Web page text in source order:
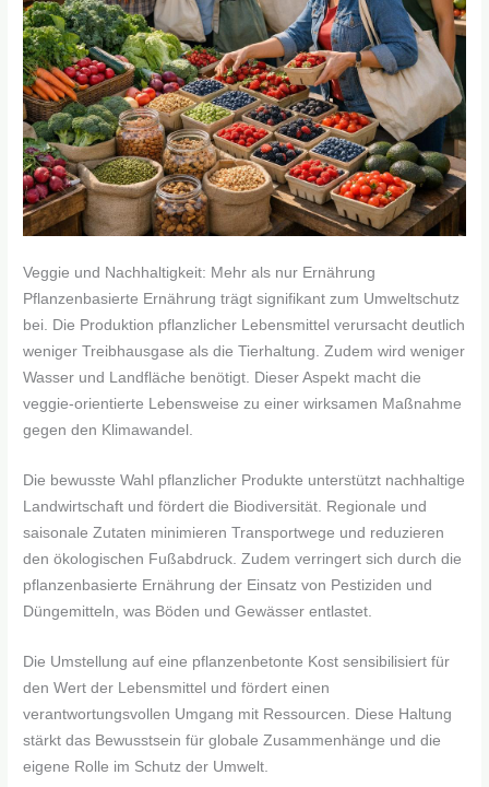
Veggie und Nachhaltigkeit: Mehr als nur Ernährung
Pflanzenbasierte Ernährung trägt signifikant zum Umweltschutz
bei. Die Produktion pflanzlicher Lebensmittel verursacht deutlich
weniger Treibhausgase als die Tierhaltung. Zudem wird weniger
Wasser und Landfläche benötigt. Dieser Aspekt macht die
veggie-orientierte Lebensweise zu einer wirksamen Maßnahme
gegen den Klimawandel.
Die bewusste Wahl pflanzlicher Produkte unterstützt nachhaltige
Landwirtschaft und fördert die Biodiversität. Regionale und
saisonale Zutaten minimieren Transportwege und reduzieren
den ökologischen Fußabdruck. Zudem verringert sich durch die
pflanzenbasierte Ernährung der Einsatz von Pestiziden und
Düngemitteln, was Böden und Gewässer entlastet.
Die Umstellung auf eine pflanzenbetonte Kost sensibilisiert für
den Wert der Lebensmittel und fördert einen
verantwortungsvollen Umgang mit Ressourcen. Diese Haltung
stärkt das Bewusstsein für globale Zusammenhänge und die
eigene Rolle im Schutz der Umwelt.